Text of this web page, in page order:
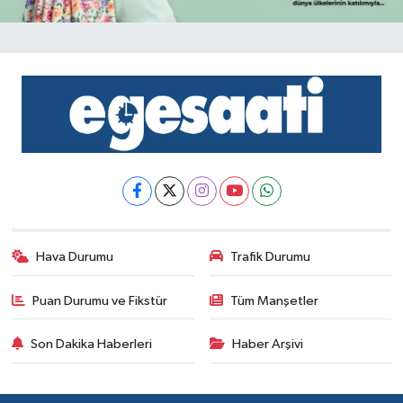
Hava Durumu Trafik Durumu
Puan Durumu ve Fikstür Tüm Manşetler
Son Dakika Haberleri Haber Arşivi